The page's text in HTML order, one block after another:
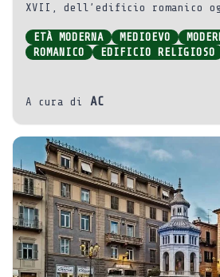
XVII, dell’edificio romanico
semicircolari liberate dal
ETÀ MODERNA MEDIOEVO
ROMANICO
EDIFICIO RELIGIOSO
A cura di AC